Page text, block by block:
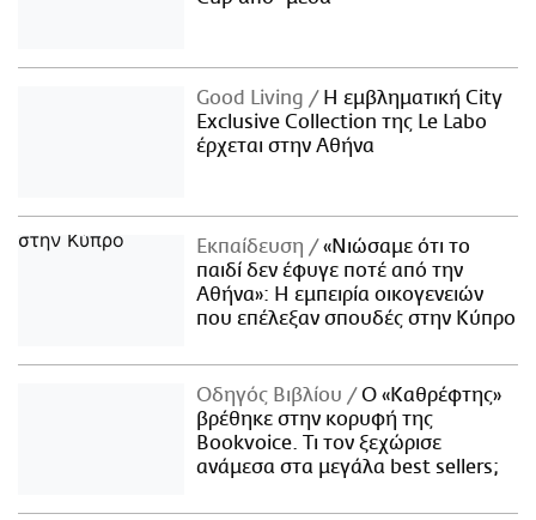
Good Living
Η εμβληματική City
Exclusive Collection της Le Labo
έρχεται στην Αθήνα
Εκπαίδευση
«Νιώσαμε ότι το
παιδί δεν έφυγε ποτέ από την
Αθήνα»: Η εμπειρία οικογενειών
που επέλεξαν σπουδές στην Κύπρο
Οδηγός Βιβλίου
Ο «Καθρέφτης»
βρέθηκε στην κορυφή της
Bookvoice. Τι τον ξεχώρισε
ανάμεσα στα μεγάλα best sellers;